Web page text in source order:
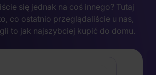
się jednak na coś innego? Tutaj
co ostatnio przeglądaliście u nas,
to jak najszybciej kupić do domu.